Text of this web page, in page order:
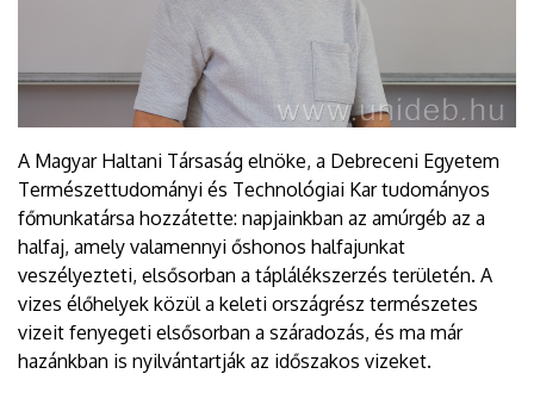
A Magyar Haltani Társaság elnöke, a Debreceni Egyetem
Természettudományi és Technológiai Kar tudományos
főmunkatársa hozzátette: napjainkban az amúrgéb az a
halfaj, amely valamennyi őshonos halfajunkat
veszélyezteti, elsősorban a táplálékszerzés területén. A
vizes élőhelyek közül a keleti országrész természetes
vizeit fenyegeti elsősorban a száradozás, és ma már
hazánkban is nyilvántartják az időszakos vizeket.